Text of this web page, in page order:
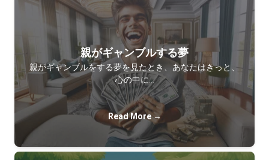
親がギャンブルする夢
親がギャンブルをする夢を見たとき、あなたはきっと、
心の中に…
Read More →